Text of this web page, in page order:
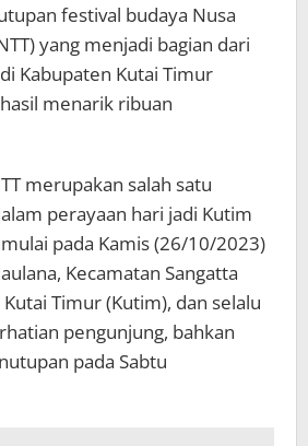
festival budaya Nusa
yang menjadi bagian dari
Kabupaten Kutai Timur
menarik ribuan
merupakan salah satu
perayaan hari jadi Kutim
pada Kamis (26/10/2023)
Kecamatan Sangatta
Timur (Kutim), dan selalu
pengunjung, bahkan
pada Sabtu